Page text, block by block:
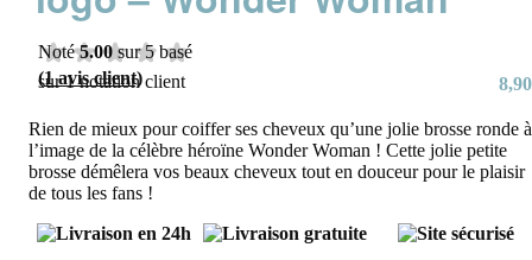
Noté5.00 sur 5 basé
sur1notation client
(1avis client) 8,90
Rien de mieux pour coiffer ses cheveux qu’une jolie brosse ronde à
l’image de la célèbre héroïne Wonder Woman ! Cette jolie petite
brosse démêlera vos beaux cheveux tout en douceur pour le plaisir
de tous les fans !